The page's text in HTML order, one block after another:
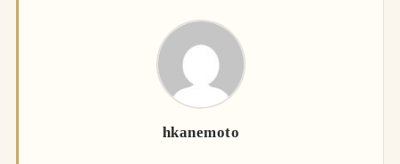
hkanemoto